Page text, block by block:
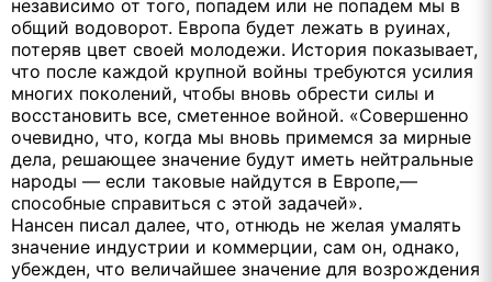
независимо от того, попадем или не попадем мы в
общий водоворот. Европа будет лежать в руинах,
потеряв цвет своей молодежи. История показывает,
что после каждой крупной войны требуются усилия
многих поколений, чтобы вновь обрести силы и
восстановить все, сметенное войной. «Совершенно
очевидно, что, когда мы вновь примемся за мирные
дела, решающее значение будут иметь нейтральные
народы — если таковые найдутся в Европе,—
способные справиться с этой задачей».
Нансен писал далее, что, отнюдь не желая умалять
значение индустрии и коммерции, сам он, однако,
убежден, что величайшее значение для возрождения